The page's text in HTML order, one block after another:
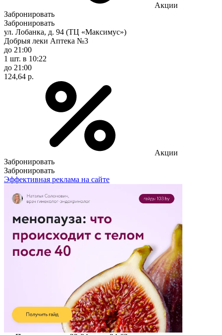
Акции
Забронировать
Забронировать
ул. Лобанка, д. 94 (ТЦ «Максимус»)
Добрыя леки Аптека №3
до 21:00
1 шт. в 10:22
до 21:00
124,64 р.
Акции
Забронировать
Забронировать
Эффективная реклама на сайте